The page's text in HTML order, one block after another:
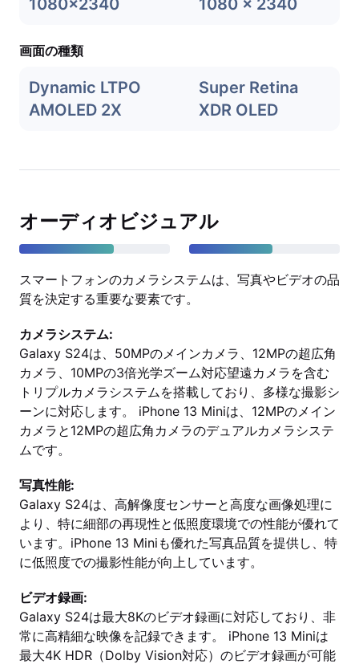
1080x2340 1080 x 2340
画面の種類
Dynamic LTPO
AMOLED 2X
Super Retina
XDR OLED
オーディオビジュアル
スマートフォンのカメラシステムは、写真やビデオの品
質を決定する重要な要素です。
カメラシステム:
Galaxy S24は、50MPのメインカメラ、12MPの超広角
カメラ、10MPの3倍光学ズーム対応望遠カメラを含む
トリプルカメラシステムを搭載しており、多様な撮影シ
ーンに対応します。 iPhone 13 Miniは、12MPのメイン
カメラと12MPの超広角カメラのデュアルカメラシステ
ムです。
写真性能:
Galaxy S24は、高解像度センサーと高度な画像処理に
より、特に細部の再現性と低照度環境での性能が優れて
います。iPhone 13 Miniも優れた写真品質を提供し、特
に低照度での撮影性能が向上しています。
ビデオ録画:
Galaxy S24は最大8Kのビデオ録画に対応しており、非
常に高精細な映像を記録できます。 iPhone 13 Miniは
最大4K HDR（Dolby Vision対応）のビデオ録画が可能